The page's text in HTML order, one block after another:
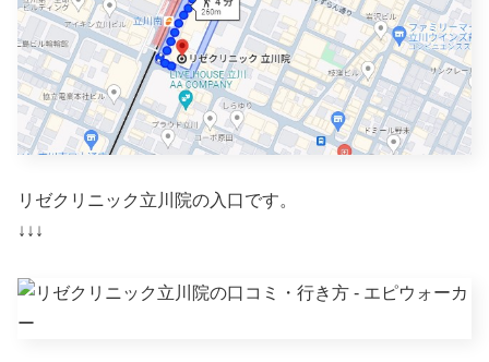
リゼクリニック立川院の入口です。
↓↓↓